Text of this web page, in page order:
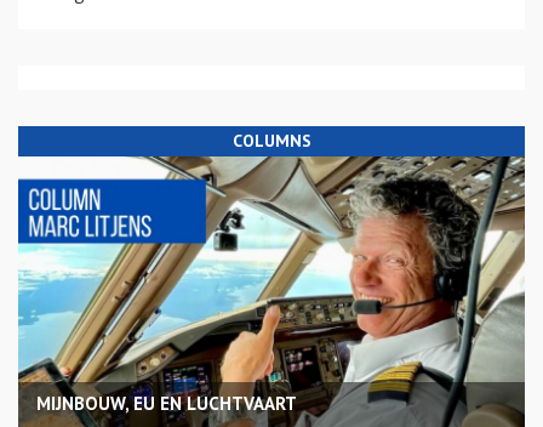
COLUMNS
MIJNBOUW, EU EN LUCHTVAART